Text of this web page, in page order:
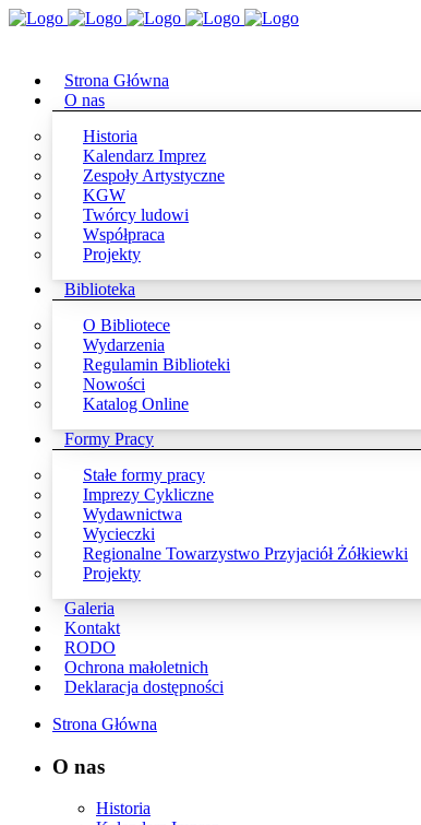
Strona Główna
O nas
Historia
Kalendarz Imprez
Zespoły Artystyczne
KGW
Twórcy ludowi
Współpraca
Projekty
Biblioteka
O Bibliotece
Wydarzenia
Regulamin Biblioteki
Nowości
Katalog Online
Formy Pracy
Stałe formy pracy
Imprezy Cykliczne
Wydawnictwa
Wycieczki
Regionalne Towarzystwo Przyjaciół Żółkiewki
Projekty
Galeria
Kontakt
RODO
Ochrona małoletnich
Deklaracja dostępności
Strona Główna
O nas
Historia